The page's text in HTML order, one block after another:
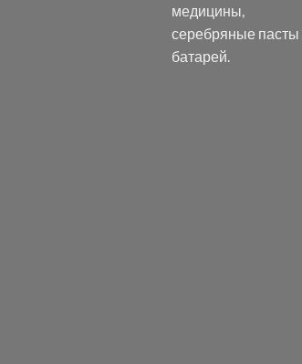
медицины,
серебряные пасты
батарей.